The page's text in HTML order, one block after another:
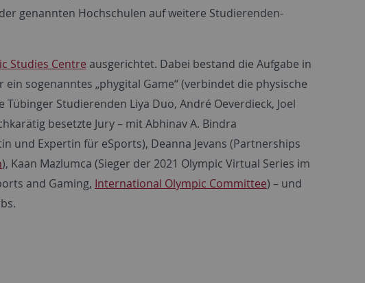
genannten Hochschulen auf weitere Studierenden-
Studies Centre ausgerichtet. Dabei bestand die Aufgabe in
sogenanntes „phygital Game“ (verbindet die physische
Studierenden Liya Duo, André Oeverdieck, Joel
besetzte Jury – mit Abhinav A. Bindra
und Expertin für eSports), Deanna Jevans (Partnerships
), Kaan Mazlumca (Sieger der 2021 Olympic Virtual Series im
and Gaming, International Olympic Committee) – und